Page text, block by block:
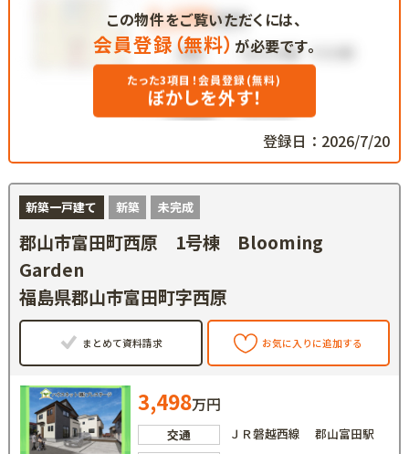
この物件をご覧いただくには、
会員登録（無料） が必要です。
たった3項目！会員登録(無料)
ぼかしを外す！
登録日：2026/7/20
新築一戸建て 新築 未完成
郡山市富田町西原 1号棟 Blooming
Garden
福島県郡山市富田町字西原
まとめて資料請求 お気に入りに追加する
3,498万円
交通
ＪＲ磐越西線 郡山富田駅